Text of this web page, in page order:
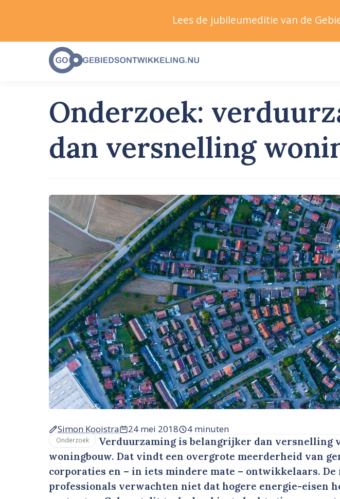
Onderzoek:
dan versnelling
Simon Kooistra 24 mei 2018 4 minuten
Onderzoek
Verduurzaming is belangrijker dan versnelling
woningbouw. Dat vindt een overgrote meerderheid van
corporaties en – in iets mindere mate – ontwikkelaars. De
professionals verwachten niet dat hogere energie-eisen
Lees de jubileumeditie van de